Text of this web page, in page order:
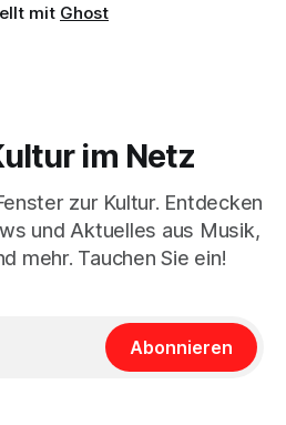
mit Ghost
im Netz
zur Kultur. Entdecken
und Aktuelles aus Musik,
mehr. Tauchen Sie ein!
Abonnieren